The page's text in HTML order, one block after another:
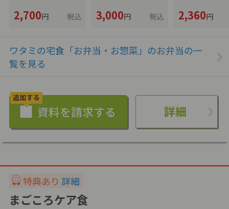
2,700円 税込 3,000円 税込 2,360円
ワタミの宅食「お弁当・お惣菜」のお弁当の一
覧を見る
詳細
特典あり 詳細
まごころケア食